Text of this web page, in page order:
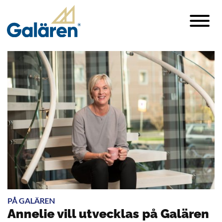
PÅ GALÄREN
Annelie vill utvecklas på Galären